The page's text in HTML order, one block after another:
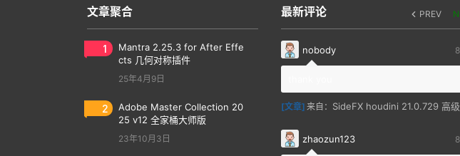
文章聚合
1
Mantra 2.25.3 for After Effe
cts 几何对称插件
25年4月9日
2
Adobe Master Collection 20
25 v12 全家桶大师版
23年10月3日
最新评论 PREV
nobody
[文章] 来自： SideFX houdini 21.0.729 高级3D特效
zhaozun123